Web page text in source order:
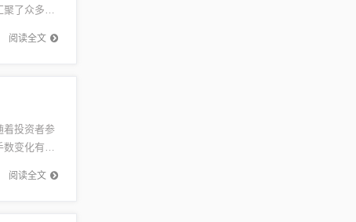
聚了众多演
剧的精
阅读全文
着投资者参
数变化有助
紧密相
阅读全文